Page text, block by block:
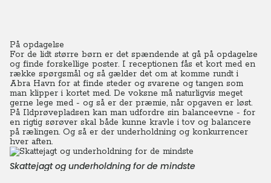
På opdagelse
For de lidt større børn er det spændende at gå på opdagelse
og finde forskellige poster. I receptionen fås et kort med en
række spørgsmål og så gælder det om at komme rundt i
Abra Havn for at finde steder og svarene og tangen som
man klipper i kortet med. De voksne må naturligvis meget
gerne lege med - og så er der præmie, når opgaven er løst.
På Ildprøvepladsen kan man udfordre sin balanceevne - for
en rigtig sørøver skal både kunne kravle i tov og balancere
på rælingen. Og så er der underholdning og konkurrencer
hver aften.
Skattejagt og underholdning for de mindste